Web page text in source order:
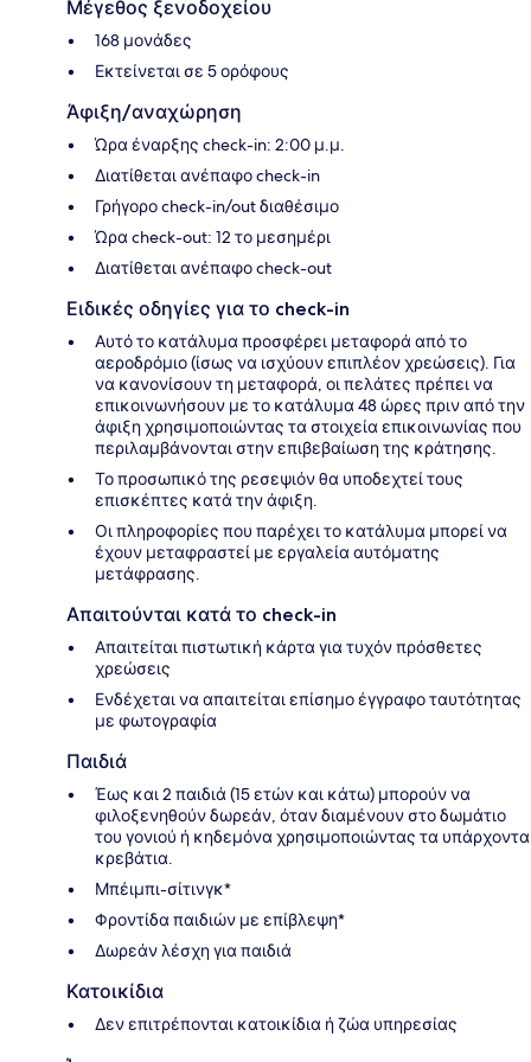
Μέγεθος ξενοδοχείου
168 μονάδες
Εκτείνεται σε 5 ορόφους
Άφιξη/αναχώρηση
Ώρα έναρξης check-in: 2:00 μ.μ.
Διατίθεται ανέπαφο check-in
Γρήγορο check-in/out διαθέσιμο
Ώρα check-out: 12 το μεσημέρι
Διατίθεται ανέπαφο check-out
Ειδικές οδηγίες για το check-in
Αυτό το κατάλυμα προσφέρει μεταφορά από το
αεροδρόμιο (ίσως να ισχύουν επιπλέον χρεώσεις). Για
να κανονίσουν τη μεταφορά, οι πελάτες πρέπει να
επικοινωνήσουν με το κατάλυμα 48 ώρες πριν από την
άφιξη χρησιμοποιώντας τα στοιχεία επικοινωνίας που
περιλαμβάνονται στην επιβεβαίωση της κράτησης.
Το προσωπικό της ρεσεψιόν θα υποδεχτεί τους
επισκέπτες κατά την άφιξη.
Οι πληροφορίες που παρέχει το κατάλυμα μπορεί να
έχουν μεταφραστεί με εργαλεία αυτόματης
μετάφρασης.
Απαιτούνται κατά το check-in
Απαιτείται πιστωτική κάρτα για τυχόν πρόσθετες
χρεώσεις
Ενδέχεται να απαιτείται επίσημο έγγραφο ταυτότητας
με φωτογραφία
Παιδιά
Έως και 2 παιδιά (15 ετών και κάτω) μπορούν να
φιλοξενηθούν δωρεάν, όταν διαμένουν στο δωμάτιο
του γονιού ή κηδεμόνα χρησιμοποιώντας τα υπάρχοντα
κρεβάτια.
Μπέιμπι-σίτινγκ*
Φροντίδα παιδιών με επίβλεψη*
Δωρεάν λέσχη για παιδιά
Κατοικίδια
Δεν επιτρέπονται κατοικίδια ή ζώα υπηρεσίας